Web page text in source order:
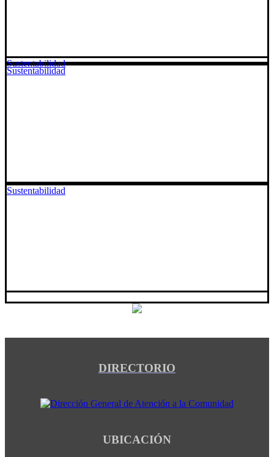
Sustentabilidad
Sustentabilidad
Sustentabilidad
DIRECTORIO
UBICACIÓN